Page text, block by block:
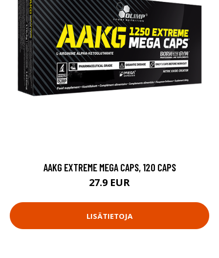
AAKG EXTREME MEGA CAPS, 120 CAPS
27.9 EUR
LISÄTIETOJA